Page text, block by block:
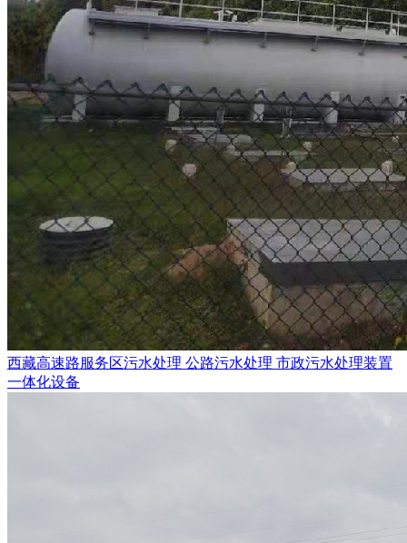
西藏高速路服务区污水处理 公路污水处理 市政污水处理装置
一体化设备